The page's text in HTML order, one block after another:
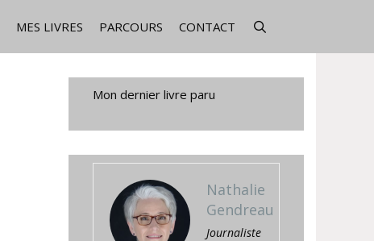
MES LIVRES PARCOURS CONTACT
Mon dernier livre paru
Nathalie
Gendreau
Journaliste